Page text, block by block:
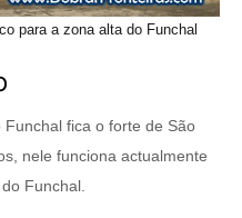
para a zona alta do Funchal
fica o forte de São
nele funciona actualmente
Funchal.